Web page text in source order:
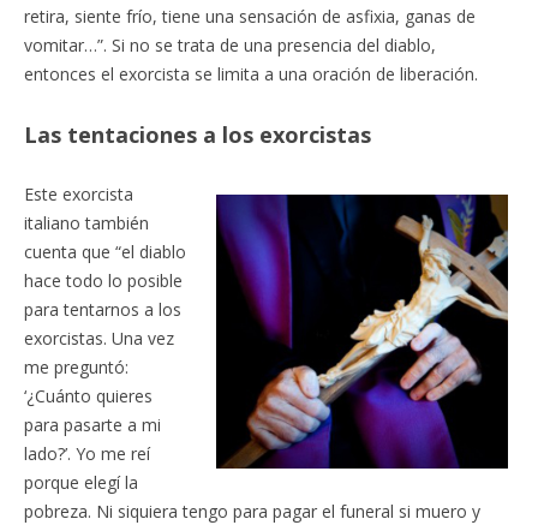
retira, siente frío, tiene una sensación de asfixia, ganas de
vomitar…”. Si no se trata de una presencia del diablo,
entonces el exorcista se limita a una oración de liberación.
Las tentaciones a los exorcistas
Este exorcista
italiano también
cuenta que “el diablo
hace todo lo posible
para tentarnos a los
exorcistas. Una vez
me preguntó:
‘¿Cuánto quieres
para pasarte a mi
lado?’. Yo me reí
porque elegí la
pobreza. Ni siquiera tengo para pagar el funeral si muero y